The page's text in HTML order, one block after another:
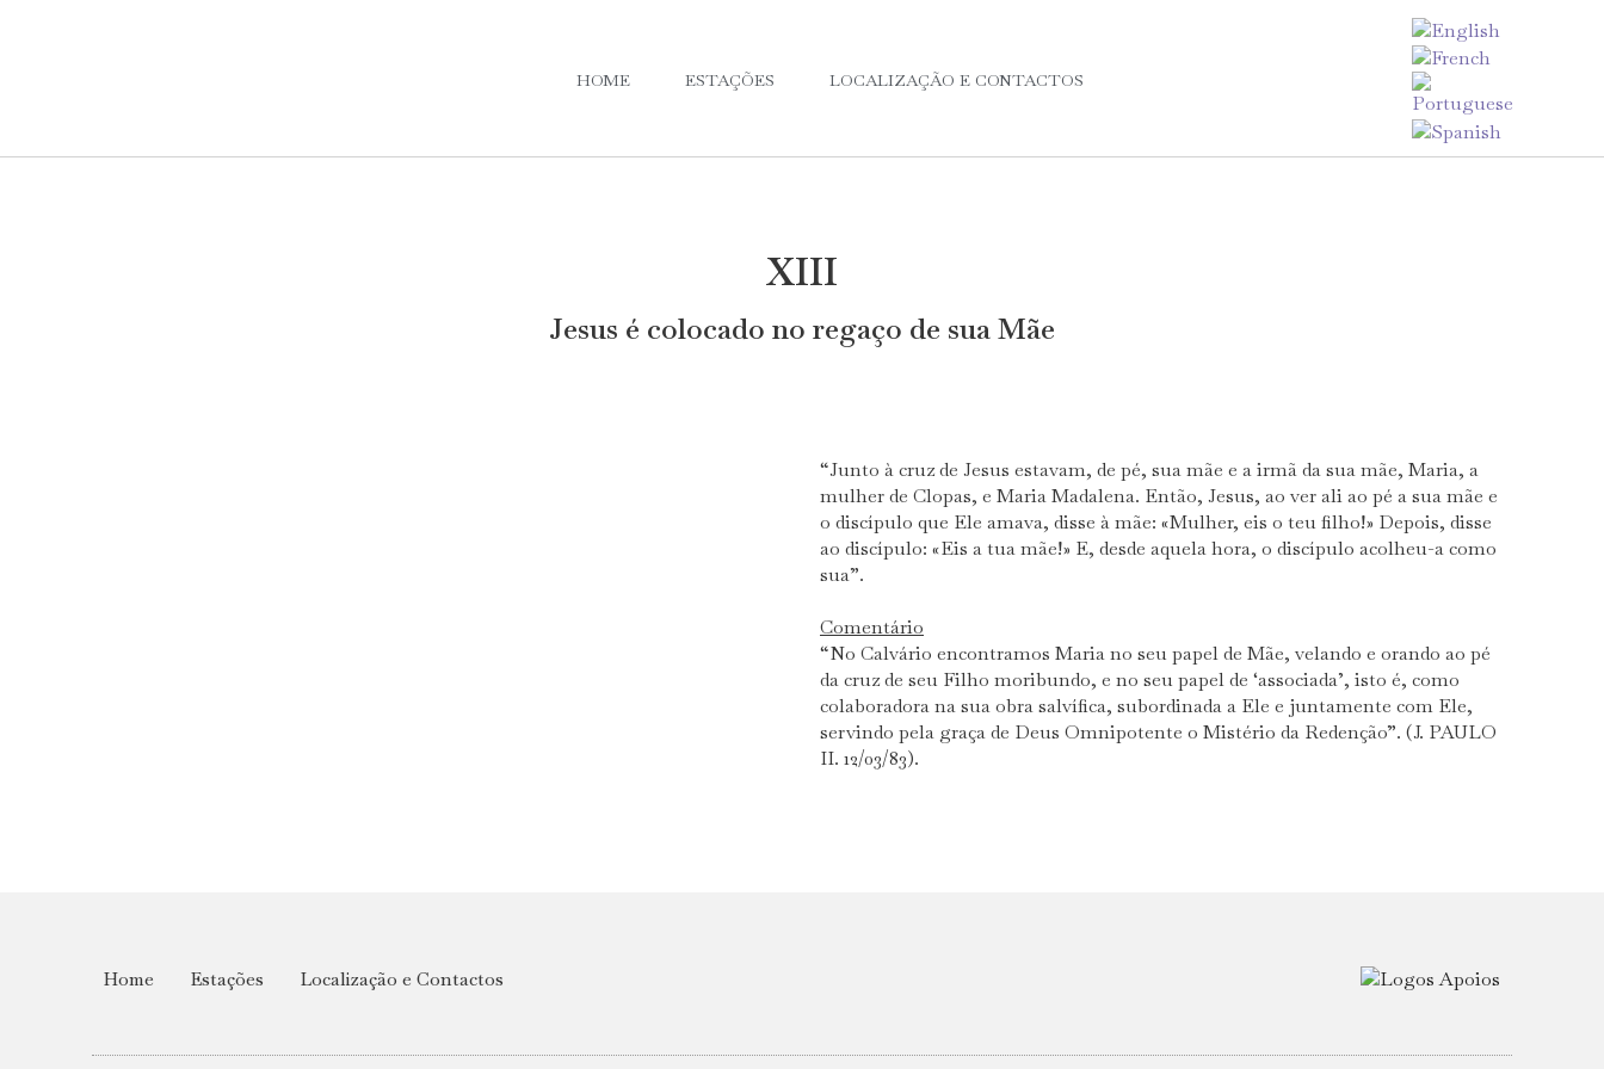
HOME ESTAÇÕES LOCALIZAÇÃO E CONTACTOS
XIII
Jesus é colocado no regaço de sua Mãe
“Junto à cruz de Jesus estavam, de pé, sua mãe e a irmã da sua mãe, Maria, a
mulher de Clopas, e Maria Madalena. Então, Jesus, ao ver ali ao pé a sua mãe e
o discípulo que Ele amava, disse à mãe: «Mulher, eis o teu filho!» Depois, disse
ao discípulo: «Eis a tua mãe!» E, desde aquela hora, o discípulo acolheu-a como
sua”.
Comentário
“No Calvário encontramos Maria no seu papel de Mãe, velando e orando ao pé
da cruz de seu Filho moribundo, e no seu papel de ‘associada’, isto é, como
colaboradora na sua obra salvífica, subordinada a Ele e juntamente com Ele,
servindo pela graça de Deus Omnipotente o Mistério da Redenção”. (J. PAULO
II. 12/03/83).
Home Estações Localização e Contactos